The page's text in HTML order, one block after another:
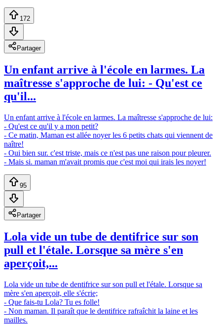
172
Partager
Un enfant arrive à l'école en larmes. La
maîtresse s'approche de lui: - Qu'est ce
qu'il...
Un enfant arrive à l'école en larmes. La maîtresse s'approche de lui:
- Qu'est ce qu'il y a mon petit?
- Ce matin, Maman est allée noyer les 6 petits chats qui viennent de
naître!
- Oui bien sur. c'est triste, mais ce n'est pas une raison pour pleurer.
- Mais si. maman m'avait promis que c'est moi qui irais les noyer!
95
Partager
Lola vide un tube de dentifrice sur son
pull et l'étale. Lorsque sa mère s'en
aperçoit,...
Lola vide un tube de dentifrice sur son pull et l'étale. Lorsque sa
mère s'en aperçoit, elle s'écrie;
- Que fais-tu Lola? Tu es folle!
- Non maman. Il paraît que le dentifrice rafraîchit la laine et les
mailles.